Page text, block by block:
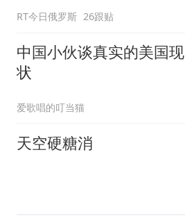
RT今日俄罗斯 26跟贴
中国小伙谈真实的美国现
状
爱歌唱的叮当猫
天空硬糖消